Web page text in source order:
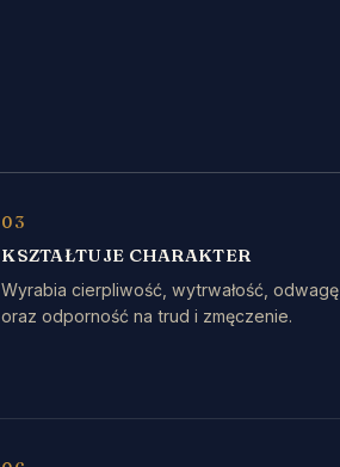
03
KSZTAŁTUJE CHARAKTER
Wyrabia cierpliwość, wytrwałość, odwagę
oraz odporność na trud i zmęczenie.